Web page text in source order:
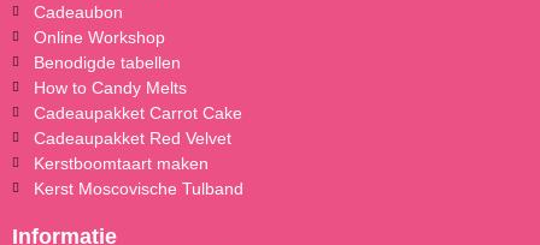
Cadeaubon
Online Workshop
Benodigde tabellen
How to Candy Melts
Cadeaupakket Carrot Cake
Cadeaupakket Red Velvet
Kerstboomtaart maken
Kerst Moscovische Tulband
Informatie